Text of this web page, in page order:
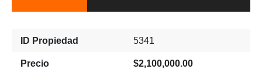
ID Propiedad 5341
Precio $2,100,000.00